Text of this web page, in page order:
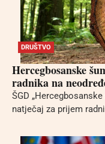
DRUŠTVO
Hercegbosanske
radnika na
ŠGD
natječaj za prijem